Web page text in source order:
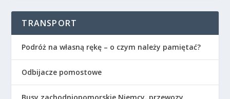
TRANSPORT
Podróż na własną rękę – o czym należy pamiętać?
Odbijacze pomostowe